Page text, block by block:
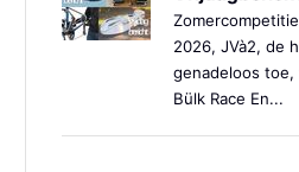
Zomercompetitie
2026, JVà2, de
genadeloos toe,
Bülk Race En...